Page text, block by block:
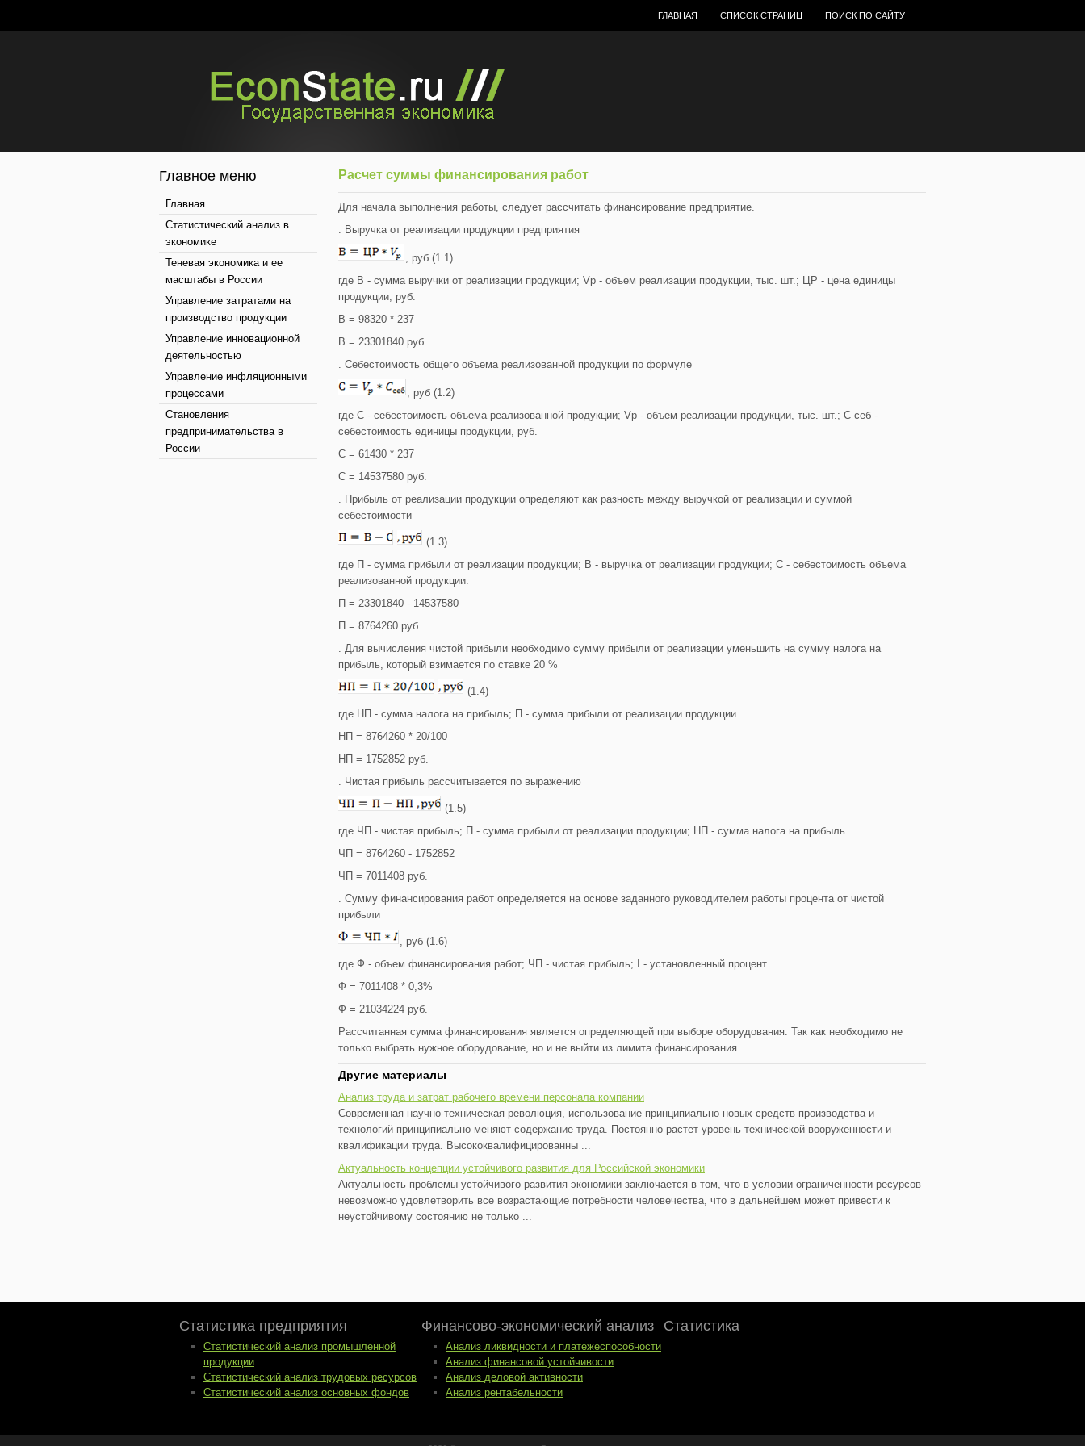
ГЛАВНАЯ СПИСОК СТРАНИЦ ПОИСК ПО САЙТУ
Главное меню
Главная
Статистический анализ в
экономике
Теневая экономика и ее
масштабы в России
Управление затратами на
производство продукции
Управление инновационной
деятельностью
Управление инфляционными
процессами
Становления
предпринимательства в
России
Расчет суммы финансирования работ
Для начала выполнения работы, следует рассчитать финансирование предприятие.
. Выручка от реализации продукции предприятия
, руб (1.1)
где В - сумма выручки от реализации продукции; Vp - объем реализации продукции, тыс. шт.; ЦР - цена единицы
продукции, руб.
В = 98320 * 237
В = 23301840 руб.
. Себестоимость общего объема реализованной продукции по формуле
, руб (1.2)
где С - себестоимость объема реализованной продукции; Vp - объем реализации продукции, тыс. шт.; С себ -
себестоимость единицы продукции, руб.
С = 61430 * 237
С = 14537580 руб.
. Прибыль от реализации продукции определяют как разность между выручкой от реализации и суммой
себестоимости
(1.3)
где П - сумма прибыли от реализации продукции; В - выручка от реализации продукции; С - себестоимость объема
реализованной продукции.
П = 23301840 - 14537580
П = 8764260 руб.
. Для вычисления чистой прибыли необходимо сумму прибыли от реализации уменьшить на сумму налога на
прибыль, который взимается по ставке 20 %
(1.4)
где НП - сумма налога на прибыль; П - сумма прибыли от реализации продукции.
НП = 8764260 * 20/100
НП = 1752852 руб.
. Чистая прибыль рассчитывается по выражению
(1.5)
где ЧП - чистая прибыль; П - сумма прибыли от реализации продукции; НП - сумма налога на прибыль.
ЧП = 8764260 - 1752852
ЧП = 7011408 руб.
. Сумму финансирования работ определяется на основе заданного руководителем работы процента от чистой
прибыли
, руб (1.6)
где Ф - объем финансирования работ; ЧП - чистая прибыль; I - установленный процент.
Ф = 7011408 * 0,3%
Ф = 21034224 руб.
Рассчитанная сумма финансирования является определяющей при выборе оборудования. Так как необходимо не
только выбрать нужное оборудование, но и не выйти из лимита финансирования.
Другие материалы
Анализ труда и затрат рабочего времени персонала компании
Современная научно-техническая революция, использование принципиально новых средств производства и
технологий принципиально меняют содержание труда. Постоянно растет уровень технической вооруженности и
квалификации труда. Высококвалифицированны ...
Актуальность концепции устойчивого развития для Российской экономики
Актуальность проблемы устойчивого развития экономики заключается в том, что в условии ограниченности ресурсов
невозможно удовлетворить все возрастающие потребности человечества, что в дальнейшем может привести к
неустойчивому состоянию не только ...
Статистика предприятия
Статистический анализ промышленной
продукции
Статистический анализ трудовых ресурсов
Статистический анализ основных фондов
Финансово-экономический анализ
Анализ ликвидности и платежеспособности
Анализ финансовой устойчивости
Анализ деловой активности
Анализ рентабельности
Статистика